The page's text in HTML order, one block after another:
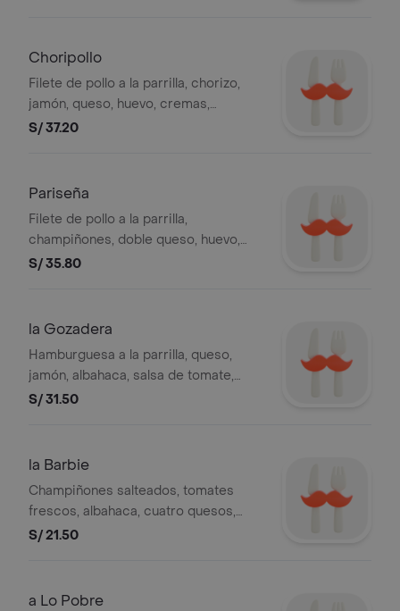
Choripollo
Filete de pollo a la parrilla, chorizo,
jamón, queso, huevo, cremas,
ensalada y papas al hilo.
S/ 37.20
Pariseña
Filete de pollo a la parrilla,
champiñones, doble queso, huevo,
cremas, ensalada y papas al hilo.
S/ 35.80
la Gozadera
Hamburguesa a la parrilla, queso,
jamón, albahaca, salsa de tomate,
orégano, huevo, cremas, ensalada y
S/ 31.50
la Barbie
Champiñones salteados, tomates
frescos, albahaca, cuatro quesos,
huevo, cremas, ensalada y papas al
S/ 21.50
a Lo Pobre